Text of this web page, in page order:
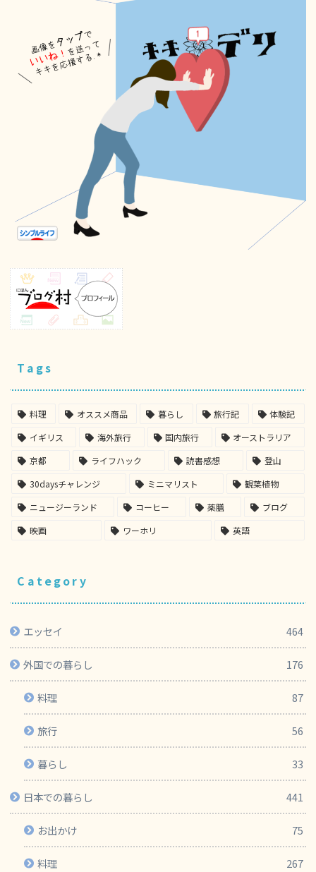
Tags
料理 オススメ商品 暮らし 旅行記
体験記
イギリス
海外旅行 国内旅行
オーストラリア
京都
ライフハック 読書感想
登山
30daysチャレンジ
ミニマリスト
観葉植物
ニュージーランド
コーヒー 薬膳
ブログ
映画
ワーホリ 英語
Category
エッセイ 464
外国での暮らし 176
料理 87
旅行 56
暮らし 33
日本での暮らし 441
お出かけ 75
料理 267